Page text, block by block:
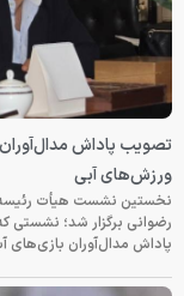
تصویب پاداش
ورزش‌های آبی
نخستین نشست هیأت
رضوانی برگزار شد؛ نشستی
پاداش مدال‌آوران بازی‌های